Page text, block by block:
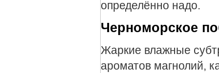
определённо надо.
Черноморское
Жаркие влажные
ароматов магнолий,